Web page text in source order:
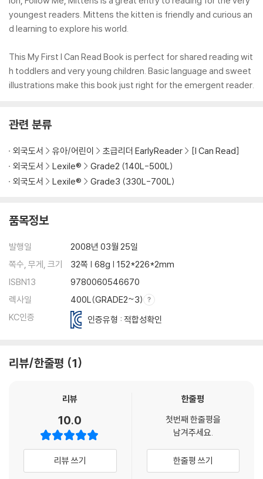
youngest readers. Mittens the kitten is friendly and curious an
d learning to explore his world.
This My First I Can Read Book is perfect for shared reading wit
h toddlers and very young children. Basic language and sweet
illustrations make this book just right for the emergent reader.
관련 분류
외국도서 유아/어린이 초급리더 EarlyReader
[I Can Read]
외국도서
Lexile®
Grade2 (140L-500L)
외국도서
Lexile® Grade3 (330L-700L)
품목정보
발행일
2008년 03월 25일
쪽수, 무게, 크기
32쪽 | 68g | 152*226*2mm
ISBN13
9780060546670
렉사일
400L(GRADE2~3)
KC인증
인증유형 : 적합성확인
리뷰/한줄평 1
리뷰
10.0
리뷰 쓰기
한줄평
첫번째 한줄평을
남겨주세요.
한줄평 쓰기